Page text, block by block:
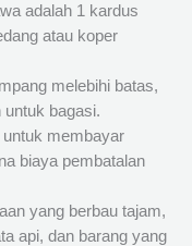
adalah 1 kardus
atau koper
melebihi batas,
bagasi.
membayar
biaya pembatalan
yang berbau tajam,
api, dan barang yang